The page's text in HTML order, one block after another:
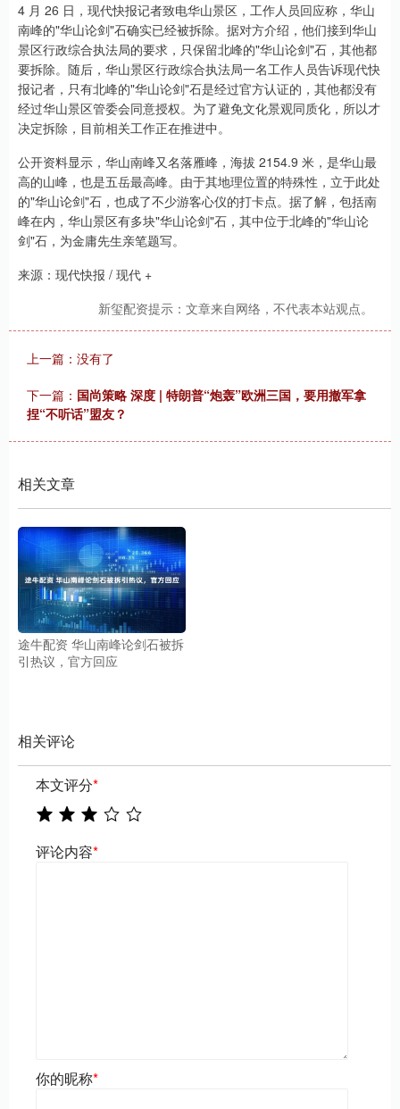
4 月 26 日，现代快报记者致电华山景区，工作人员回应称，华山
南峰的"华山论剑"石确实已经被拆除。据对方介绍，他们接到华山
景区行政综合执法局的要求，只保留北峰的"华山论剑"石，其他都
要拆除。随后，华山景区行政综合执法局一名工作人员告诉现代快
报记者，只有北峰的"华山论剑"石是经过官方认证的，其他都没有
经过华山景区管委会同意授权。为了避免文化景观同质化，所以才
决定拆除，目前相关工作正在推进中。
公开资料显示，华山南峰又名落雁峰，海拔 2154.9 米，是华山最
高的山峰，也是五岳最高峰。由于其地理位置的特殊性，立于此处
的"华山论剑"石，也成了不少游客心仪的打卡点。据了解，包括南
峰在内，华山景区有多块"华山论剑"石，其中位于北峰的"华山论
剑"石，为金庸先生亲笔题写。
来源：现代快报 / 现代 +
新玺配资提示：文章来自网络，不代表本站观点。
上一篇：没有了
下一篇： 国尚策略 深度 | 特朗普“炮轰”欧洲三国，要用撤军拿
捏“不听话”盟友？
相关文章
途牛配资 华山南峰论剑石被拆
引热议，官方回应
相关评论
本文评分*
评论内容*
你的昵称*